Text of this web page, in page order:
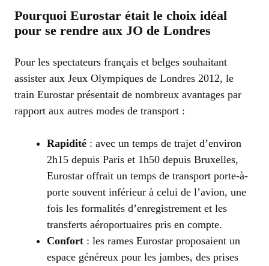
Pourquoi Eurostar était le choix idéal
pour se rendre aux JO de Londres
Pour les spectateurs français et belges souhaitant
assister aux Jeux Olympiques de Londres 2012, le
train Eurostar présentait de nombreux avantages par
rapport aux autres modes de transport :
Rapidité : avec un temps de trajet d’environ
2h15 depuis Paris et 1h50 depuis Bruxelles,
Eurostar offrait un temps de transport porte-à-
porte souvent inférieur à celui de l’avion, une
fois les formalités d’enregistrement et les
transferts aéroportuaires pris en compte.
Confort : les rames Eurostar proposaient un
espace généreux pour les jambes, des prises